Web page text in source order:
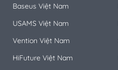
Baseus Việt Nam
USAMS Việt Nam
Vention Việt Nam
HiFuture Việt Nam